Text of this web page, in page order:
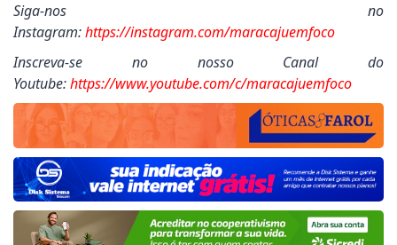
Siga-nos no
Instagram:https://instagram.com/maracajuemfoco
Inscreva-se no nosso Canal do
Youtube:https://www.youtube.com/c/maracajuemfoco